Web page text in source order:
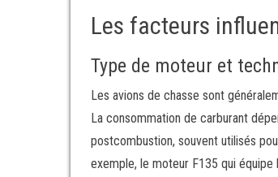
Les facteurs
Type de moteur et
Les avions de chasse sont
La consommation de carburant
postcombustion, souvent utilisés
exemple, le moteur F135 qui équipe